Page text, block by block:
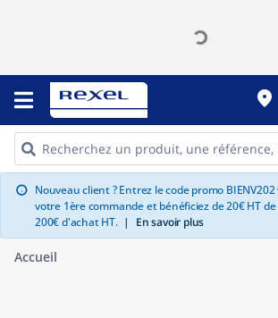
place
info Nouveau client ? Entrez le code promo
votre 1ère commande et bénéficiez de 20€ HT
200€ d'achat HT. | En savoir plus
Accueil